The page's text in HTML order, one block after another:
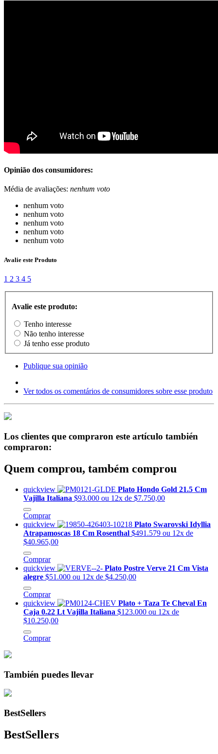
Opinião dos consumidores:
Média de avaliações: nenhum voto
nenhum voto
nenhum voto
nenhum voto
nenhum voto
nenhum voto
Avalie este Produto
1 2 3 4 5
Avalie este produto:
Tenho interesse
Não tenho interesse
Já tenho esse produto
Publique sua opinião
Ver todos os comentários de consumidores sobre esse produto
Los clientes que compraron este artículo también
compraron:
Quem comprou, também comprou
quickview
Plato Hondo Gold 21.5 Cm
Vajilla Italiana $93.000 ou 12x de $7.750,00
Comprar
quickview
Plato Swarovski Idyllia
Atrapamoscas 18 Cm Rosenthal $491.579 ou 12x de
$40.965,00
Comprar
quickview
Plato Postre Verve 21 Cm Vista
alegre $51.000 ou 12x de $4.250,00
Comprar
quickview
Plato + Taza Te Cheval En
Caja 0.22 Lt Vajilla Italiana $123.000 ou 12x de
$10.250,00
Comprar
También puedes llevar
BestSellers
BestSellers